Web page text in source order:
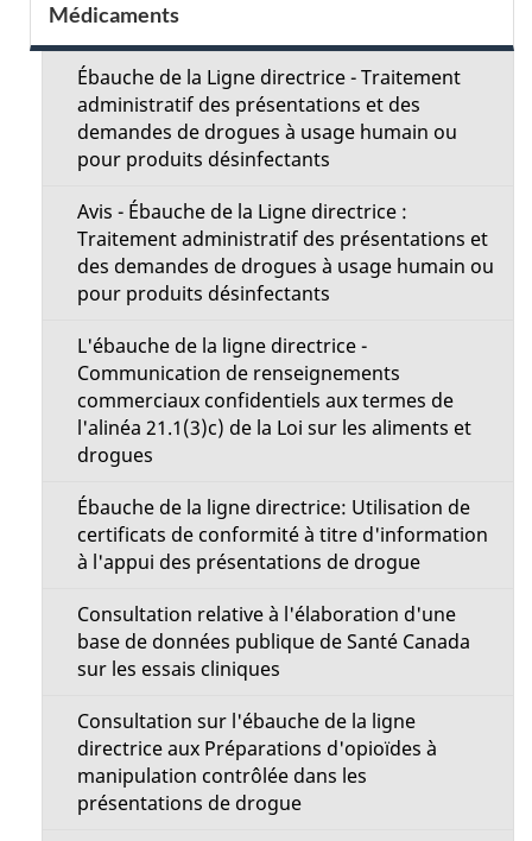
e
Médicaments
Ébauche de la Ligne directrice - Traitement
administratif des présentations et des
demandes de drogues à usage humain ou
pour produits désinfectants
Avis - Ébauche de la Ligne directrice :
Traitement administratif des présentations et
des demandes de drogues à usage humain ou
pour produits désinfectants
L'ébauche de la ligne directrice -
Communication de renseignements
commerciaux confidentiels aux termes de
l'alinéa 21.1(3)c) de la Loi sur les aliments et
drogues
Ébauche de la ligne directrice: Utilisation de
certificats de conformité à titre d'information
à l'appui des présentations de drogue
Consultation relative à l'élaboration d'une
base de données publique de Santé Canada
sur les essais cliniques
Consultation sur l'ébauche de la ligne
directrice aux Préparations d'opioïdes à
manipulation contrôlée dans les
présentations de drogue